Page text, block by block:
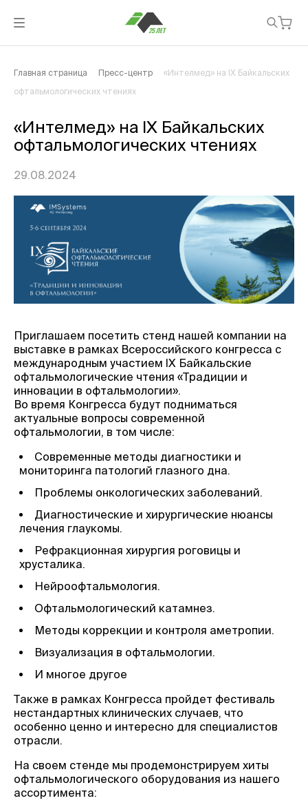
Главная страница Пресс-центр «Интелмед» на IX Байкальских
офтальмологических чтениях
«Интелмед» на IX Байкальских
офтальмологических чтениях
29.08.2024
Приглашаем посетить стенд нашей компании на
выставке в рамках Всероссийского конгресса с
международным участием IX Байкальские
офтальмологические чтения «Традиции и
инновации в офтальмологии».
Во время Конгресса будут подниматься
актуальные вопросы современной
офтальмологии, в том числе:
Современные методы диагностики и
мониторинга патологий глазного дна.
Проблемы онкологических заболеваний.
Диагностические и хирургические нюансы
лечения глаукомы.
Рефракционная хирургия роговицы и
хрусталика.
Нейроофтальмология.
Офтальмологический катамнез.
Методы коррекции и контроля аметропии.
Визуализация в офтальмологии.
И многое другое
Также в рамках Конгресса пройдет фестиваль
нестандартных клинических случаев, что
особенно ценно и интересно для специалистов
отрасли.
На своем стенде мы продемонстрируем хиты
офтальмологического оборудования из нашего
ассортимента: